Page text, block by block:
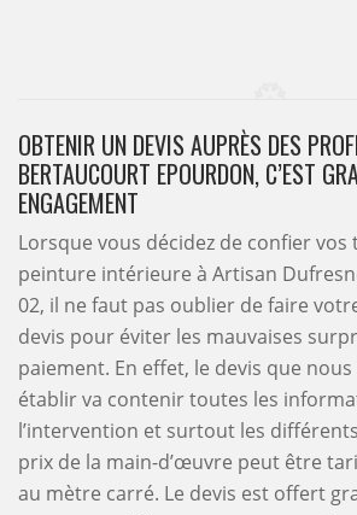
OBTENIR UN DEVIS AUPRÈS DES
BERTAUCOURT EPOURDON, C’EST
ENGAGEMENT
Lorsque vous décidez de confier vos
peinture intérieure à Artisan
02, il ne faut pas oublier de faire
devis pour éviter les mauvaises
paiement. En effet, le devis que
établir va contenir toutes les
l’intervention et surtout les
prix de la main-d’œuvre peut être
au mètre carré. Le devis est offert